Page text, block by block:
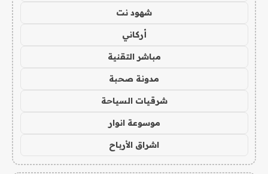
شهود نت
أركاني
مباشر التقنية
مدونة صحبة
شرقيات السياحة
موسوعة انوار
اشراق الأرباح